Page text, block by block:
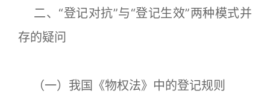
二、“登记对抗”与“登记生效”两种模式并
存的疑问
（一）我国《物权法》中的登记规则